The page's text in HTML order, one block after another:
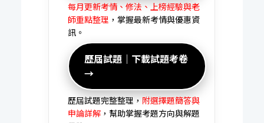
每月更新考情、修法、上榜經驗與老
師重點整理 ，掌握最新考情與優惠資
訊。
歷屆試題｜下載試題考卷
→
歷屆試題完整整理， 附選擇題簡答與
申論詳解 ，幫助掌握考題方向與解題